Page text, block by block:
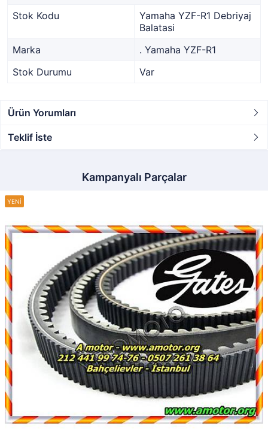
Stok Kodu
Yamaha YZF-R1 Debriyaj
Balatasi
Marka
. Yamaha YZF-R1
Stok Durumu
Var
Ürün Yorumları
Teklif İste
Kampanyalı Parçalar